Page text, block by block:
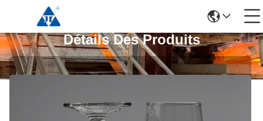
Détails Des Produits